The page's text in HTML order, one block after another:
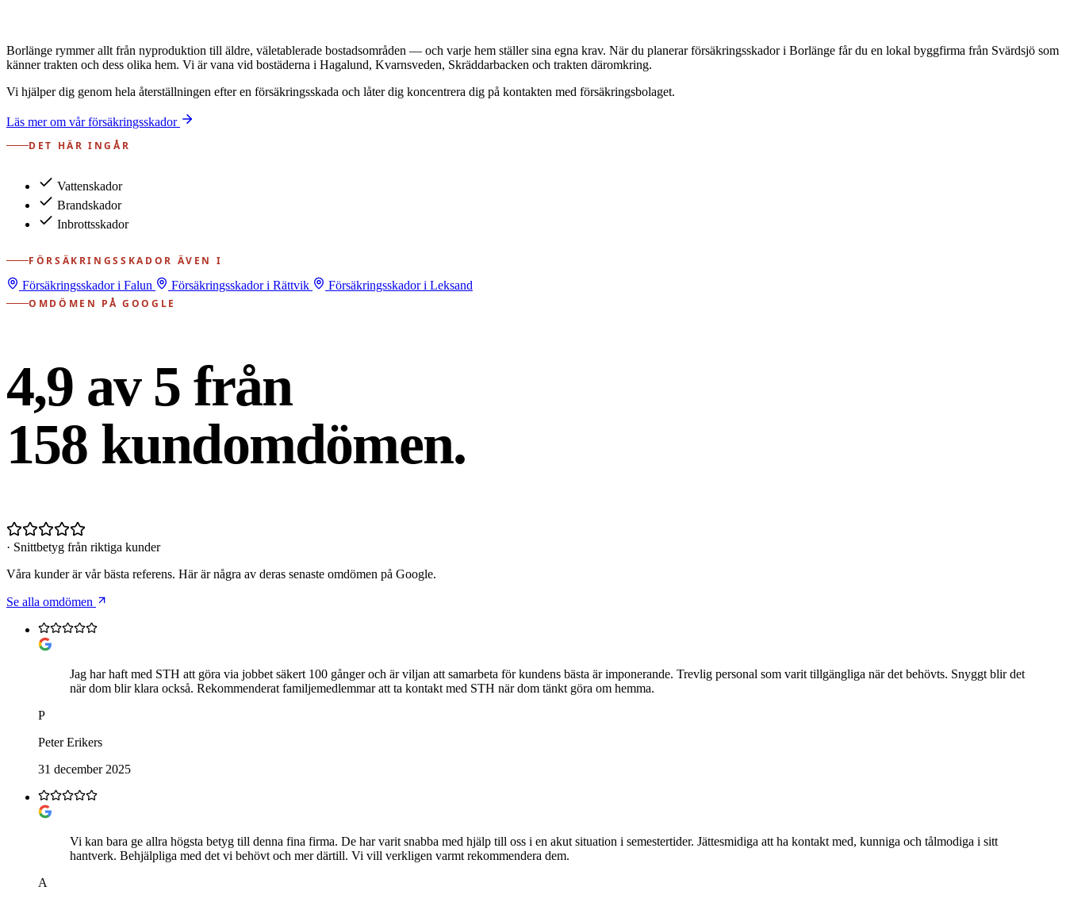
Borlänge rymmer allt från nyproduktion till äldre, väletablerade bostadsområden — och varje hem ställer sina egna krav. När du planerar försäkringsskador i Borlänge får du en lokal byggfirma från Svärdsjö som
känner trakten och dess olika hem. Vi är vana vid bostäderna i Hagalund, Kvarnsveden, Skräddarbacken och trakten däromkring.
Vi hjälper dig genom hela återställningen efter en försäkringsskada och låter dig koncentrera dig på kontakten med försäkringsbolaget.
Läs mer om vår försäkringsskador
DET HÄR INGÅR
Vattenskador
Brandskador
Inbrottsskador
FÖRSÄKRINGSSKADOR ÄVEN I
Försäkringsskador i Falun
Försäkringsskador i Rättvik
Försäkringsskador i Leksand
OMDÖMEN PÅ GOOGLE
4,9 av 5 från
158 kundomdömen.
· Snittbetyg från riktiga kunder
Våra kunder är vår bästa referens. Här är några av deras senaste omdömen på Google.
Se alla omdömen
Jag har haft med STH att göra via jobbet säkert 100 gånger och är viljan att samarbeta för kundens bästa är imponerande. Trevlig personal som varit tillgängliga när det behövts. Snyggt blir det
när dom blir klara också. Rekommenderat familjemedlemmar att ta kontakt med STH när dom tänkt göra om hemma.
P
Peter Erikers
31 december 2025
Vi kan bara ge allra högsta betyg till denna fina firma. De har varit snabba med hjälp till oss i en akut situation i semestertider. Jättesmidiga att ha kontakt med, kunniga och tålmodiga i sitt
hantverk. Behjälpliga med det vi behövt och mer därtill. Vi vill verkligen varmt rekommendera dem.
A